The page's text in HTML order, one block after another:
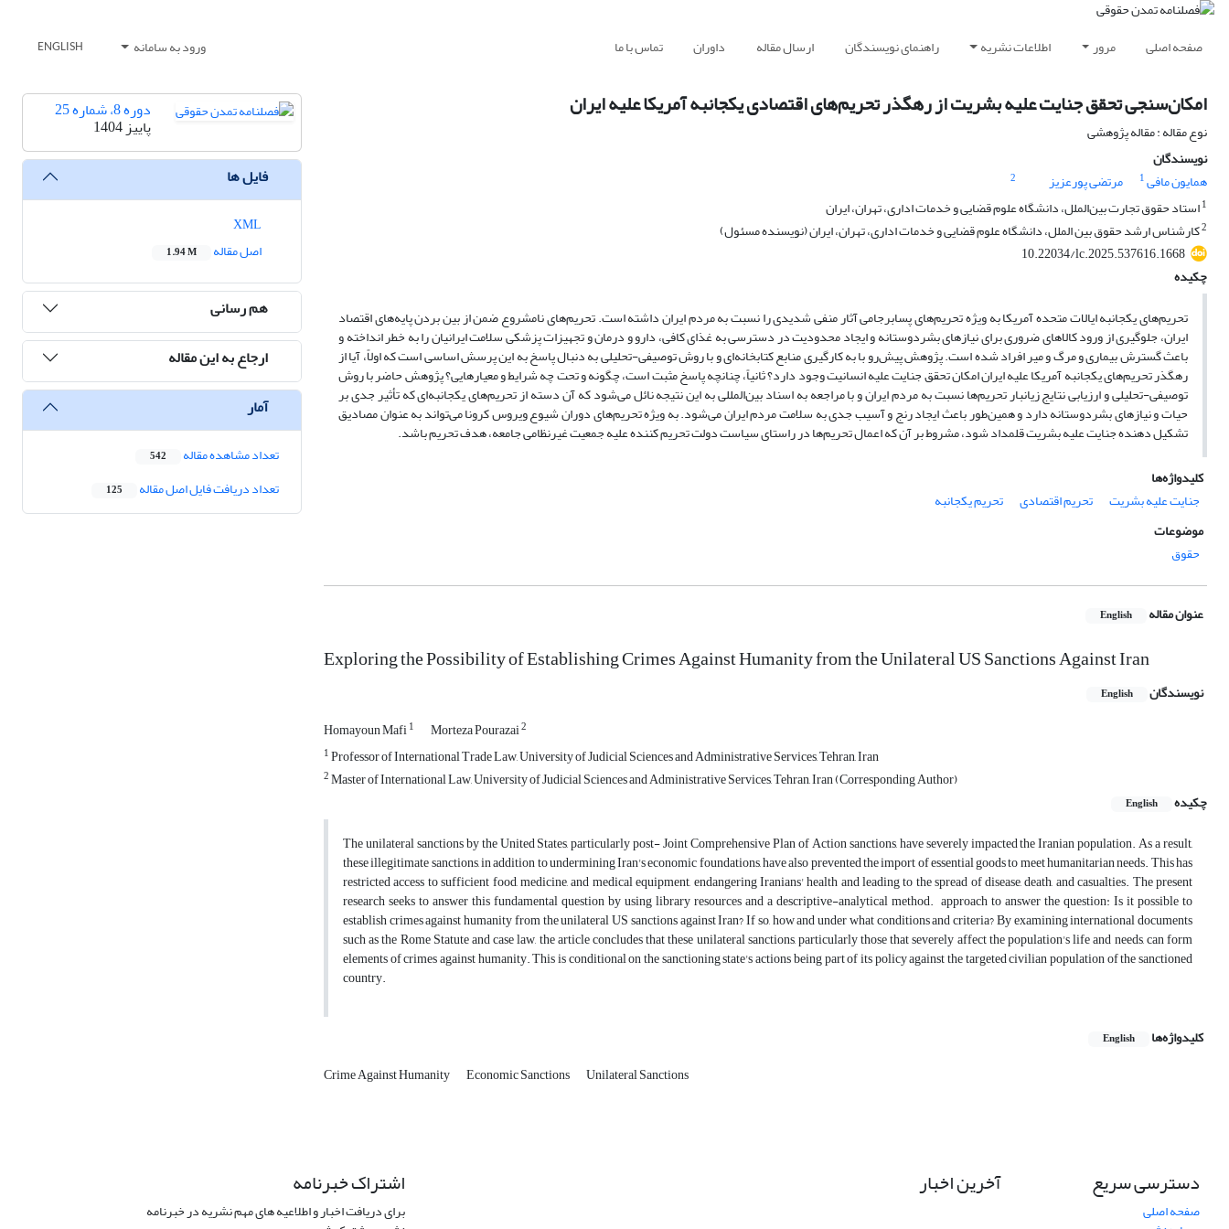
صفحه اصلی مرور اطلاعات نشریه راهنمای نویسندگان ارسال مقاله داوران تماس با ما ورود به سامانه ENGLISH
امکان‌سنجی تحقق جنایت علیه بشریت از رهگذر تحریم‌های اقتصادی یکجانبه آمریکا علیه ایران
نوع مقاله : مقاله پژوهشی
نویسندگان
همایون مافی1 مرتضی پورعزیز
2
1استاد حقوق تجارت بین‌الملل، دانشگاه علوم قضایی و خدمات اداری، تهران، ایران
2کارشناس ارشد حقوق بین الملل، دانشگاه علوم قضایی و خدمات اداری، تهران، ایران (نویسنده مسئول)
10.22034/lc.2025.537616.1668
چکیده
تحریم‌های یکجانبه ایالات متحده آمریکا به ویژه تحریم‌های پسابرجامی آثار منفی شدیدی را نسبت به مردم ایران داشته است. تحریم‌های نامشروع ضمن از بین بردن پایه‌های اقتصاد
ایران، جلوگیری از ورود کالاهای ضروری برای نیازهای بشردوستانه و ایجاد محدودیت در دسترسی به غذای کافی، دارو و درمان و تجهیزات پزشکی سلامت ایرانیان را به خطر انداخته و
باعث گسترش بیماری و مرگ و میر افراد شده است. پژوهش پیش‌رو با به کارگیری منابع کتابخانه‌ای و با روش توصیفی-تحلیلی به دنبال پاسخ به این پرسش اساسی است که اولاً، آیا از
رهگذر تحریم‌های یکجانبه آمریکا علیه ایران امکان تحقق جنایت علیه انسانیت وجود دارد؟ ثانیاً، چنانچه پاسخ مثبت است، چگونه و تحت چه شرایط و معیارهایی؟ پژوهش حاضر با روش
توصیفی-تحلیلی و ارزیابی نتایج زیانبار تحریم‌ها نسبت به مردم ایران و با مراجعه به اسناد بین‌المللی به این نتیجه نائل می‌شود که آن دسته از تحریم‌های یکجانبه‌ای که تأثیر جدی بر
حیات و نیازهای بشردوستانه دارد و همین‌طور باعث ایجاد رنج و آسیب جدی‌ به سلامت مردم ایران می‌شود. به ویژه تحریم‌های دوران شیوع ویروس کرونا می‌تواند به عنوان مصادیق
تشکیل دهنده جنایت علیه بشریت قلمداد شود، مشروط بر آن که اعمال تحریم‌ها در راستای سیاست دولت تحریم کننده علیه جمعیت غیرنظامی جامعه، هدف تحریم باشد.
کلیدواژه‌ها
جنایت علیه بشریت
تحریم اقتصادی
تحریم یکجانبه
موضوعات
حقوق
عنوان مقاله English
Exploring the Possibility of Establishing Crimes Against Humanity from the Unilateral US Sanctions Against Iran
نویسندگان English
Homayoun Mafi1 Morteza Pourazai2
1Professor of International Trade Law, University of Judicial Sciences and Administrative Services, Tehran, Iran
2Master of International Law, University of Judicial Sciences and Administrative Services, Tehran, Iran (Corresponding Author)
چکیده
English
The unilateral sanctions by the United States, particularly post- Joint Comprehensive Plan of Action sanctions, have severely impacted the Iranian population. As a result,
these illegitimate sanctions, in addition to undermining Iran's economic foundations, have also prevented the import of essential goods to meet humanitarian needs. This has
restricted access to sufficient food, medicine, and medical equipment, endangering Iranians' health and leading to the spread of disease, death, and casualties. The present
research seeks to answer this fundamental question by using library resources and a descriptive-analytical method. approach to answer the question: Is it possible to
establish crimes against humanity from the unilateral US sanctions against Iran? If so, how and under what conditions and criteria? By examining international documents
such as the Rome Statute and case law, the article concludes that these unilateral sanctions, particularly those that severely affect the population's life and needs, can form
elements of crimes against humanity. This is conditional on the sanctioning state's actions being part of its policy against the targeted civilian population of the sanctioned
country.
کلیدواژه‌ها English
Crime Against Humanity Economic Sanctions Unilateral Sanctions
دوره 8، شماره 25
پاییز 1404
فایل ها
اصل مقاله
1.94 M
هم رسانی
ارجاع به این مقاله
آمار
تعداد مشاهده مقاله 542
تعداد دریافت فایل اصل مقاله 125
دسترسی سریع
صفحه اصلی
آخرین اخبار اشتراک خبرنامه
برای دریافت اخبار و اطلاعیه های مهم نشریه در خبرنامه